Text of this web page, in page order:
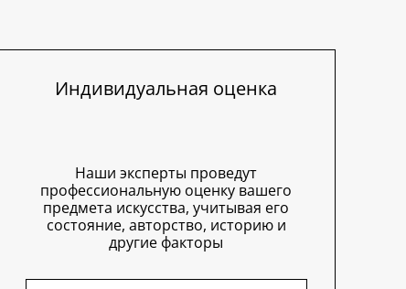
Индивидуальная оценка
Наши эксперты проведут
профессиональную оценку вашего
предмета искусства, учитывая его
состояние, авторство, историю и
другие факторы